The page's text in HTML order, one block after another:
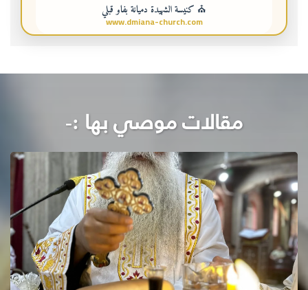
⛪ كنيسة الشهيدة دميانة بفاو قبلي
www.dmiana-church.com
مقالات موصي بها :-